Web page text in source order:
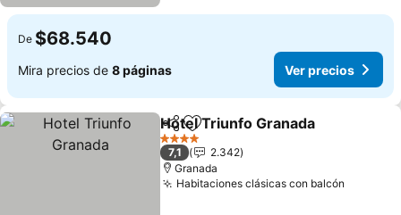
De $68.540
Mira precios de 8 páginas Ver precios
CompartirAgregar a favoritos
Hotel Triunfo Granada
4 Estrellas
7,1
2.342
Granada
Habitaciones clásicas con balcón